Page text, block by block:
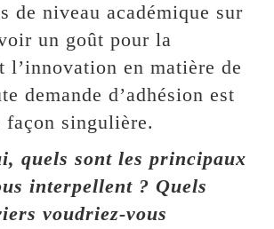
de niveau académique sur
un goût pour la
l’innovation en matière de
demande d’adhésion est
façon singulière.
quels sont les principaux
interpellent ? Quels
voudriez-vous